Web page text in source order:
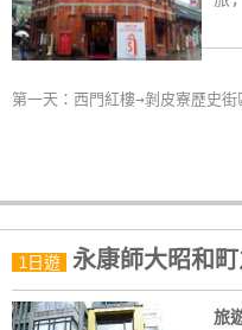
第一天：西門紅樓→剝皮寮歷史
1日遊 永康師大昭和
旅